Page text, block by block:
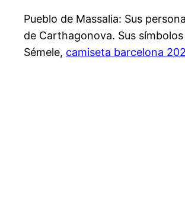
Pueblo de Massalia: Sus
de Carthagonova. Sus
Sémele, camiseta barcelona